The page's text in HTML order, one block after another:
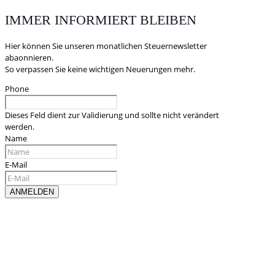
IMMER INFORMIERT BLEIBEN
Hier können Sie unseren monatlichen Steuernewsletter
abaonnieren.
So verpassen Sie keine wichtigen Neuerungen mehr.
Phone
Dieses Feld dient zur Validierung und sollte nicht verändert
werden.
Name
E-Mail